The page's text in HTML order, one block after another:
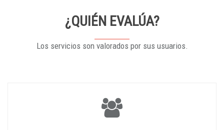
¿QUIÉN EVALÚA?
Los servicios son valorados por sus usuarios.